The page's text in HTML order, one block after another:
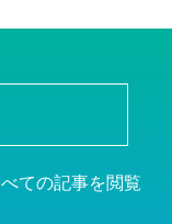
ての記事を閲覧